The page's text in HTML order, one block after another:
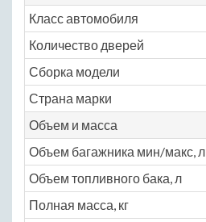
Класс автомобиля
Количество дверей
Сборка модели
Страна марки
Объем и масса
Объем багажника мин/макс, л
Объем топливного бака, л
Полная масса, кг